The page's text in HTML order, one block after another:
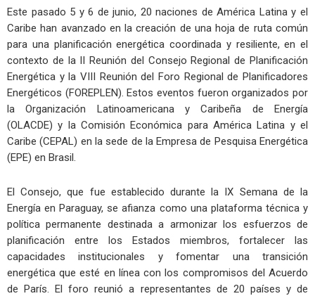
Este pasado 5 y 6 de junio, 20 naciones de América Latina y el
Caribe han avanzado en la creación de una hoja de ruta común
para una planificación energética coordinada y resiliente, en el
contexto de la II Reunión del Consejo Regional de Planificación
Energética y la VIII Reunión del Foro Regional de Planificadores
Energéticos (FOREPLEN). Estos eventos fueron organizados por
la Organización Latinoamericana y Caribeña de Energía
(OLACDE) y la Comisión Económica para América Latina y el
Caribe (CEPAL) en la sede de la Empresa de Pesquisa Energética
(EPE) en Brasil.
El Consejo, que fue establecido durante la IX Semana de la
Energía en Paraguay, se afianza como una plataforma técnica y
política permanente destinada a armonizar los esfuerzos de
planificación entre los Estados miembros, fortalecer las
capacidades institucionales y fomentar una transición
energética que esté en línea con los compromisos del Acuerdo
de París. El foro reunió a representantes de 20 países y de